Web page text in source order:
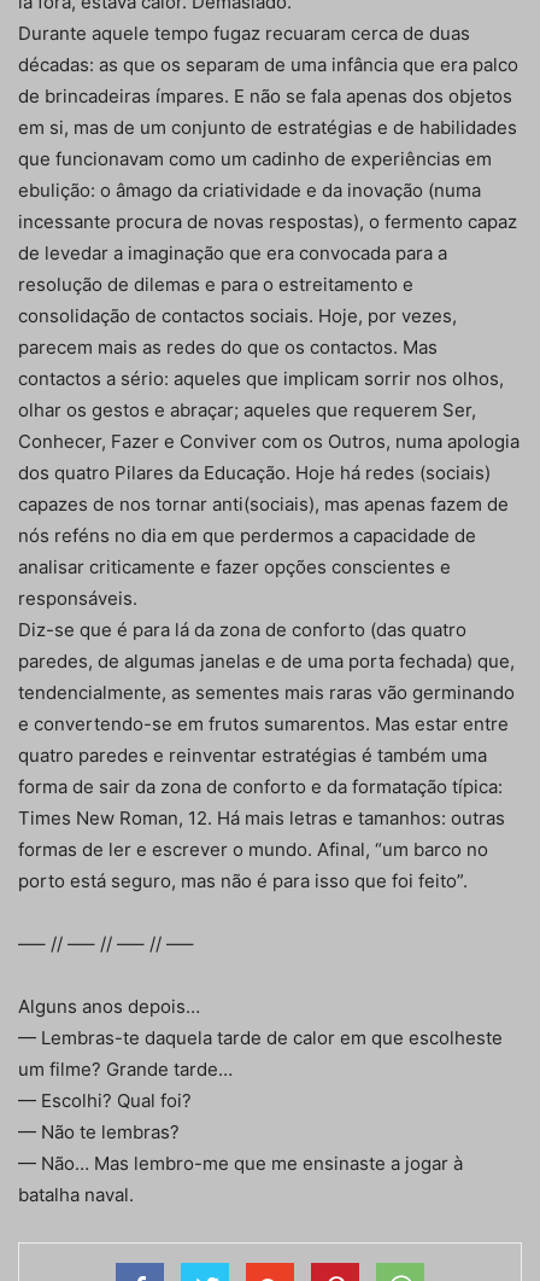
Durante aquele tempo fugaz recuaram cerca de duas
décadas: as que os separam de uma infância que era palco
de brincadeiras ímpares. E não se fala apenas dos objetos
em si, mas de um conjunto de estratégias e de habilidades
que funcionavam como um cadinho de experiências em
ebulição: o âmago da criatividade e da inovação (numa
incessante procura de novas respostas), o fermento capaz
de levedar a imaginação que era convocada para a
resolução de dilemas e para o estreitamento e
consolidação de contactos sociais. Hoje, por vezes,
parecem mais as redes do que os contactos. Mas
contactos a sério: aqueles que implicam sorrir nos olhos,
olhar os gestos e abraçar; aqueles que requerem Ser,
Conhecer, Fazer e Conviver com os Outros, numa apologia
dos quatro Pilares da Educação. Hoje há redes (sociais)
capazes de nos tornar anti(sociais), mas apenas fazem de
nós reféns no dia em que perdermos a capacidade de
analisar criticamente e fazer opções conscientes e
responsáveis.
Diz-se que é para lá da zona de conforto (das quatro
paredes, de algumas janelas e de uma porta fechada) que,
tendencialmente, as sementes mais raras vão germinando
e convertendo-se em frutos sumarentos. Mas estar entre
quatro paredes e reinventar estratégias é também uma
forma de sair da zona de conforto e da formatação típica:
Times New Roman, 12. Há mais letras e tamanhos: outras
formas de ler e escrever o mundo. Afinal, “um barco no
porto está seguro, mas não é para isso que foi feito”.
—– // —– // —– // —–
Alguns anos depois…
— Lembras-te daquela tarde de calor em que escolheste
um filme? Grande tarde…
— Escolhi? Qual foi?
— Não te lembras?
— Não… Mas lembro-me que me ensinaste a jogar à
batalha naval.